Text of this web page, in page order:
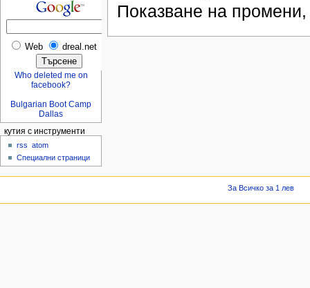
Показване на
Web dreal.net
Who deleted me on
facebook?
Bulgarian Boot Camp
Dallas
кутия с инструменти
rss
atom
Специални страници
За Всичко за 1 лев